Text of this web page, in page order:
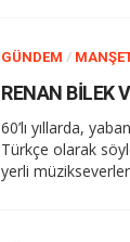
GÜNDEM /
RENAN BİLEK
60’lı yıllarda,
Türkçe olarak
yerli